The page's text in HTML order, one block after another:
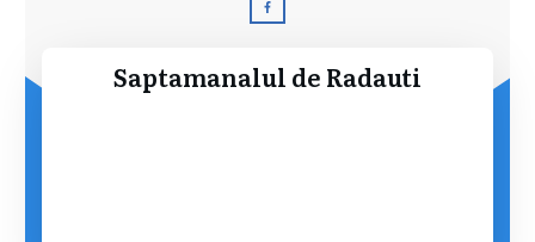
Saptamanalul de Radauti